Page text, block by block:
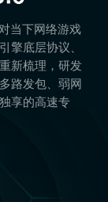
当下网络游戏
擎底层协议、
新梳理，研发
路发包、弱网
享的高速专